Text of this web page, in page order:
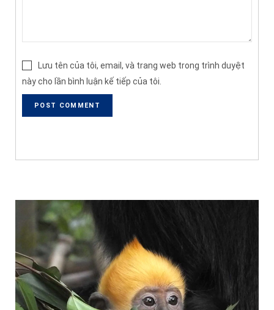
Lưu tên của tôi, email, và trang web trong trình duyệt
này cho lần bình luận kế tiếp của tôi.